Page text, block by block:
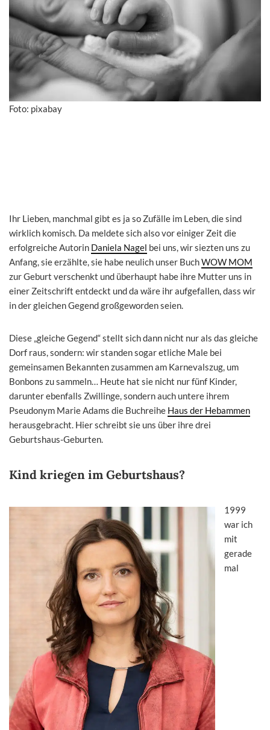
Foto: pixabay
Ihr Lieben, manchmal gibt es ja so Zufälle im Leben, die sind
wirklich komisch. Da meldete sich also vor einiger Zeit die
erfolgreiche Autorin Daniela Nagel bei uns, wir siezten uns zu
Anfang, sie erzählte, sie habe neulich unser BuchWOW MOM
zur Geburt verschenkt und überhaupt habe ihre Mutter uns in
einer Zeitschrift entdeckt und da wäre ihr aufgefallen, dass wir
in der gleichen Gegend großgeworden seien.
Diese „gleiche Gegend“ stellt sich dann nicht nur als das gleiche
Dorf raus, sondern: wir standen sogar etliche Male bei
gemeinsamen Bekannten zusammen am Karnevalszug, um
Bonbons zu sammeln… Heute hat sie nicht nur fünf Kinder,
darunter ebenfalls Zwillinge, sondern auch untere ihrem
Pseudonym Marie Adams die Buchreihe Haus der Hebammen
herausgebracht. Hier schreibt sie uns über ihre drei
Geburtshaus-Geburten.
Kind kriegen im Geburtshaus?
1999
war ich
mit
gerade
mal